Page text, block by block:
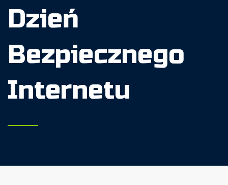
Dzień
Bezpiecznego
Internetu